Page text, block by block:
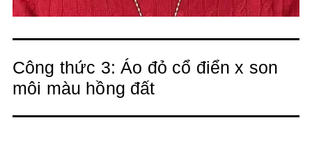
Công thức 3: Áo đỏ cổ điển x son
môi màu hồng đất